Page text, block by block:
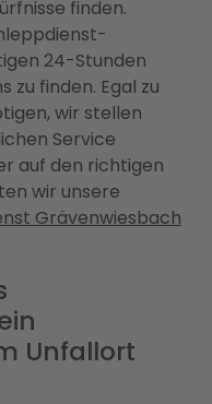
finden.
24-Stunden
zu finden. Egal zu
wir stellen
Service
auf den richtigen
wir unsere
Grävenwiesbach
Unfallort